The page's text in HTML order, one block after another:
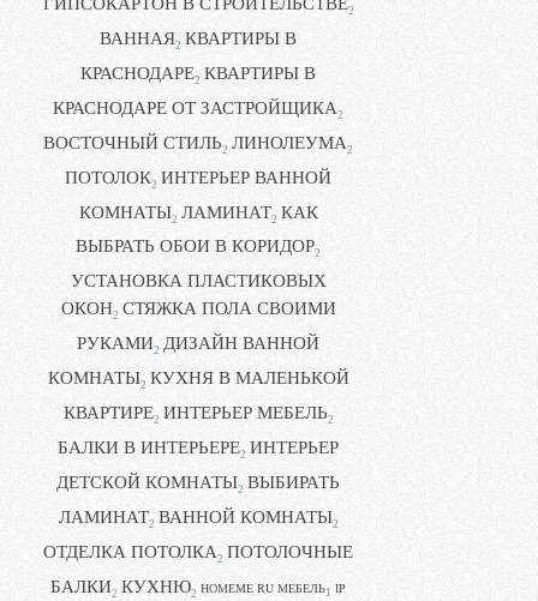
2
ВАННАЯ2 КВАРТИРЫ В
КРАСНОДАРЕ2 КВАРТИРЫ В
КРАСНОДАРЕ ОТ ЗАСТРОЙЩИКА2
ВОСТОЧНЫЙ СТИЛЬ2 ЛИНОЛЕУМА2
ПОТОЛОК2 ИНТЕРЬЕР ВАННОЙ
КОМНАТЫ2 ЛАМИНАТ2 КАК
ВЫБРАТЬ ОБОИ В КОРИДОР2
УСТАНОВКА ПЛАСТИКОВЫХ
ОКОН2 СТЯЖКА ПОЛА СВОИМИ
РУКАМИ2 ДИЗАЙН ВАННОЙ
КОМНАТЫ2 КУХНЯ В МАЛЕНЬКОЙ
КВАРТИРЕ2 ИНТЕРЬЕР МЕБЕЛЬ2
БАЛКИ В ИНТЕРЬЕРЕ2 ИНТЕРЬЕР
ДЕТСКОЙ КОМНАТЫ2 ВЫБИРАТЬ
ЛАМИНАТ2 ВАННОЙ КОМНАТЫ2
ОТДЕЛКА ПОТОЛКА2 ПОТОЛОЧНЫЕ
БАЛКИ2 КУХНЮ2 HOMEME RU МЕБЕЛЬ1 IP